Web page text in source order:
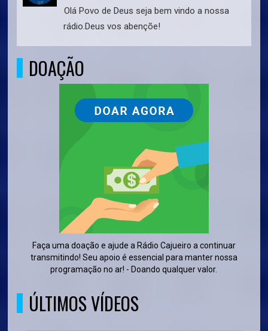
Olá Povo de Deus seja bem vindo a nossa
rádio.Deus vos abençõe!
DOAÇÃO
Faça uma doação e ajude a Rádio Cajueiro a continuar
transmitindo! Seu apoio é essencial para manter nossa
programação no ar! - Doando qualquer valor.
ÚLTIMOS VÍDEOS